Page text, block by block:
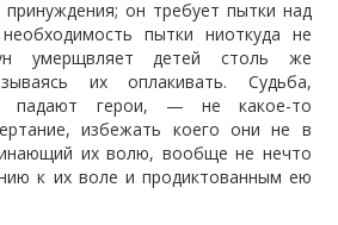
принуждения; он требует пытки над
пытки ниоткуда не
умерщвляет детей столь же
их оплакивать. Судьба,
падают герои, — не какое-то
избежать коего они не в
их волю, вообще не нечто
к их воле и продиктованным ею